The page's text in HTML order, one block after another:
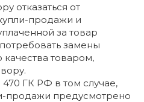
отказаться от
продажи и
за товар
замены
товаром,
470 ГК РФ в том случае,
продажи предусмотрено